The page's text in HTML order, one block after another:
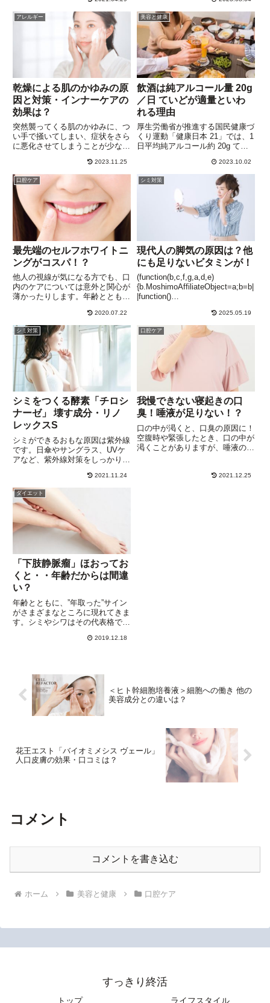
どの50代の女性が更年期症状に
悩まされていることに驚かされ
建物の外装などにも使われはじめ
ています。「ラディクール」素材
の冷却効果について、帽子を他社
製品を同じ状況で比較したとこ
ろ...
アレルギー
乾燥による肌のかゆみの原
因と対策・インナーケアの
効果は？
突然襲ってくる肌のかゆみに、つ
い手で掻いてしまい、症状をさら
に悪化させてしまうことが少なく
クリームを塗るか、氷で冷やすこ
とができなければ、掻かずに我慢
するのはまず無理。ムダとわかっ
ていても、かゆい部分に爪を立
て...
2023.11.25
美容と健康
飲酒は純アルコール量 20g
／日 ていどが適量といわ
れる理由
厚生労働省が推進する国民健康づ
くり運動「健康日本 21」では、1
日平均純アルコール約 20g てい
ています。純アルコール約 20g
は、お酒に換算すると、ビール
（アルコール度数５％）：
500mL、日本酒（...
2023.10.02
口腔ケア
最先端のセルフホワイトニ
ングがコスパ！？
他人の視線が気になる方でも、口
内のケアについては意外と関心が
薄かったりします。年齢とともに
て、なんとかしなきゃという気持
ちに。普通に歯磨きをしてもなか
なかもとの色には戻りませんか
ら、ホワイトニングが頭に浮かび
ま...
2020.07.22
シミ対策
現代人の脚気の原因は？他
にも足りないビタミンが！
(function(b,c,f,g,a,d,e)
{b.MoshimoAffiliateObject=a;b=b|
|function()
2025.05.19
シミ対策
シミをつくる酵素「チロシ
ナーゼ」 壊す成分・リノ
レックスS
シミができるおもな原因は紫外線
です。日傘やサングラス、UVケ
アなど、紫外線対策をしっかりや
シミは悩みのタネ。日光黒子（に
っこうこくし）と呼ばれるシミの
原因は、おもに紫外線によるもの
です。顔だけでなく、手や腕、
背...
2021.11.24
口腔ケア
我慢できない寝起きの口
臭！唾液が足りない！？
口の中が渇くと、口臭の原因に！
空腹時や緊張したとき、口の中が
渇くことがありますが、唾液の分
がれたくない！唾液が減ると口臭
2021.12.25
ダイエット
「下肢静脈瘤」ほおってお
くと・・年齢だからは間違
い？
年齢とともに、”年取った”サイン
がさまざまなところに現れてきま
す。シミやシワはその代表格です
足のふくらはぎのあたりに、１ｍ
2019.12.18
＜ヒト幹細胞培養液＞細胞への働き 他の
美容成分との違いは？
花王エスト「バイオミメシス ヴェール」
人口皮膚の効果・口コミは？
コメント
コメントを書き込む
ホーム 美容と健康 口腔ケア
すっきり終活
トップ ライフスタイル